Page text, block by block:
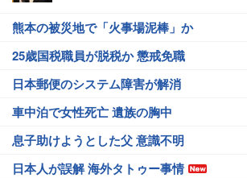
熊本の被災地で「火事場泥棒」か
25歳国税職員が脱税か 懲戒免職
日本郵便のシステム障害が解消
車中泊で女性死亡 遺族の胸中
息子助けようとした父 意識不明
日本人が誤解 海外タトゥー事情